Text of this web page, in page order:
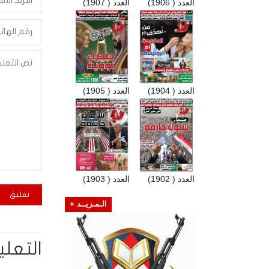
العدد ( 1907) العدد ( 1906)
العدد ( 1905) العدد ( 1904)
العدد ( 1903) العدد ( 1902)
الـمـزيــد +